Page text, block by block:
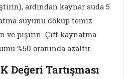
ardından kaynar suda 5
suyunu döküp temiz
ve pişirin. Çift kaynatma
%50 oranında azaltır.
Değeri Tartışması